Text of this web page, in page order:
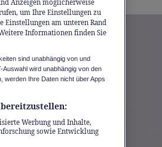
Anzeigen möglicherweise
um Ihre Einstellungen zu
am unteren Rand
Informationen finden Sie
sind unabhängig von und
wird unabhängig von den
werden Ihre Daten nicht über Apps
Werbung und Inhalte,
sowie Entwicklung